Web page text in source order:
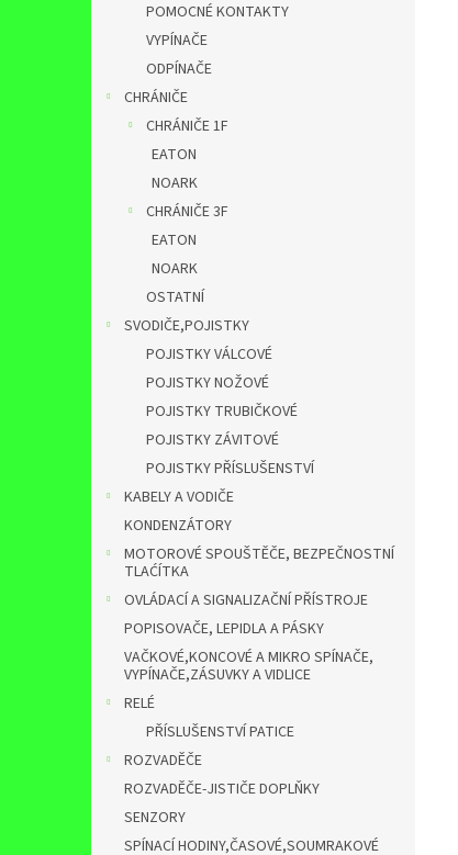
POMOCNÉ KONTAKTY
VYPÍNAČE
ODPÍNAČE
CHRÁNIČE
CHRÁNIČE 1F
EATON
NOARK
CHRÁNIČE 3F
EATON
NOARK
OSTATNÍ
SVODIČE,POJISTKY
POJISTKY VÁLCOVÉ
POJISTKY NOŽOVÉ
POJISTKY TRUBIČKOVÉ
POJISTKY ZÁVITOVÉ
POJISTKY PŘÍSLUŠENSTVÍ
KABELY A VODIČE
KONDENZÁTORY
MOTOROVÉ SPOUŠTĚČE, BEZPEČNOSTNÍ
TLAĆÍTKA
OVLÁDACÍ A SIGNALIZAČNÍ PŘÍSTROJE
POPISOVAČE, LEPIDLA A PÁSKY
VAČKOVÉ,KONCOVÉ A MIKRO SPÍNAČE,
VYPÍNAČE,ZÁSUVKY A VIDLICE
RELÉ
PŘÍSLUŠENSTVÍ PATICE
ROZVADĚČE
ROZVADĚČE-JISTIČE DOPLŇKY
SENZORY
SPÍNACÍ HODINY,ČASOVÉ,SOUMRAKOVÉ